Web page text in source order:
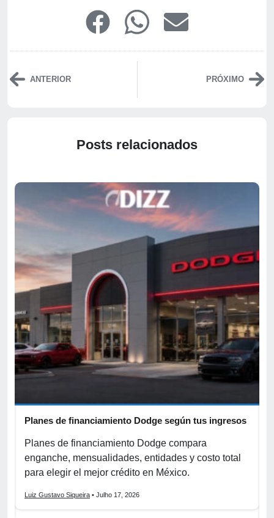
ANTERIOR PRÓXIMO
Posts relacionados
Planes de financiamiento Dodge según tus ingresos
Planes de financiamiento Dodge compara
enganche, mensualidades, entidades y costo total
para elegir el mejor crédito en México.
Luiz Gustavo Siqueira • Julho 17, 2026